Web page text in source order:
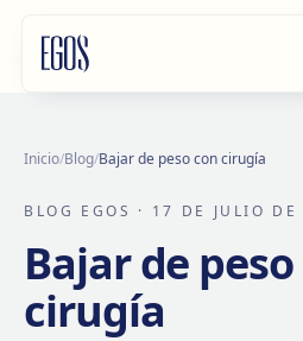
Inicio/Blog/Bajar de peso con cirugía
BLOG EGOS · 17 DE JULIO DE
Bajar de
cirugía